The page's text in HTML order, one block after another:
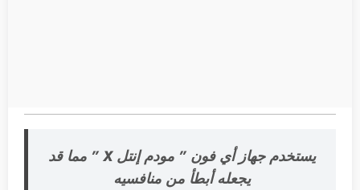
يستخدم جهاز أي فون ” مودم إنتل X ” مما قد
يجعله أبطأ من منافسيه